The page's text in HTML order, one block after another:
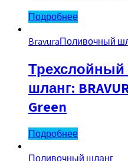
Подробнее
BravuraПоливочный
шланг:
Green
Подробнее
Поливочный шланг